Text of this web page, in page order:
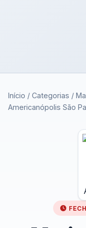
Início / Categorias /
Americanópolis São